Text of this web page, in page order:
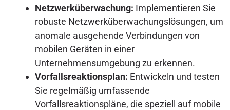
Netzwerküberwachung: Implementieren Sie
robuste Netzwerküberwachungslösungen, um
anomale ausgehende Verbindungen von
mobilen Geräten in einer
Unternehmensumgebung zu erkennen.
Vorfallsreaktionsplan: Entwickeln und testen
Sie regelmäßig umfassende
Vorfallsreaktionspläne, die speziell auf mobile